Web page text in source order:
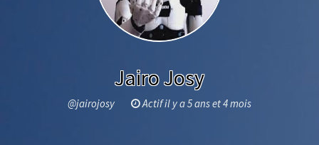
Jairo Josy
@jairojosy Actif il y a 5 ans et 4 mois